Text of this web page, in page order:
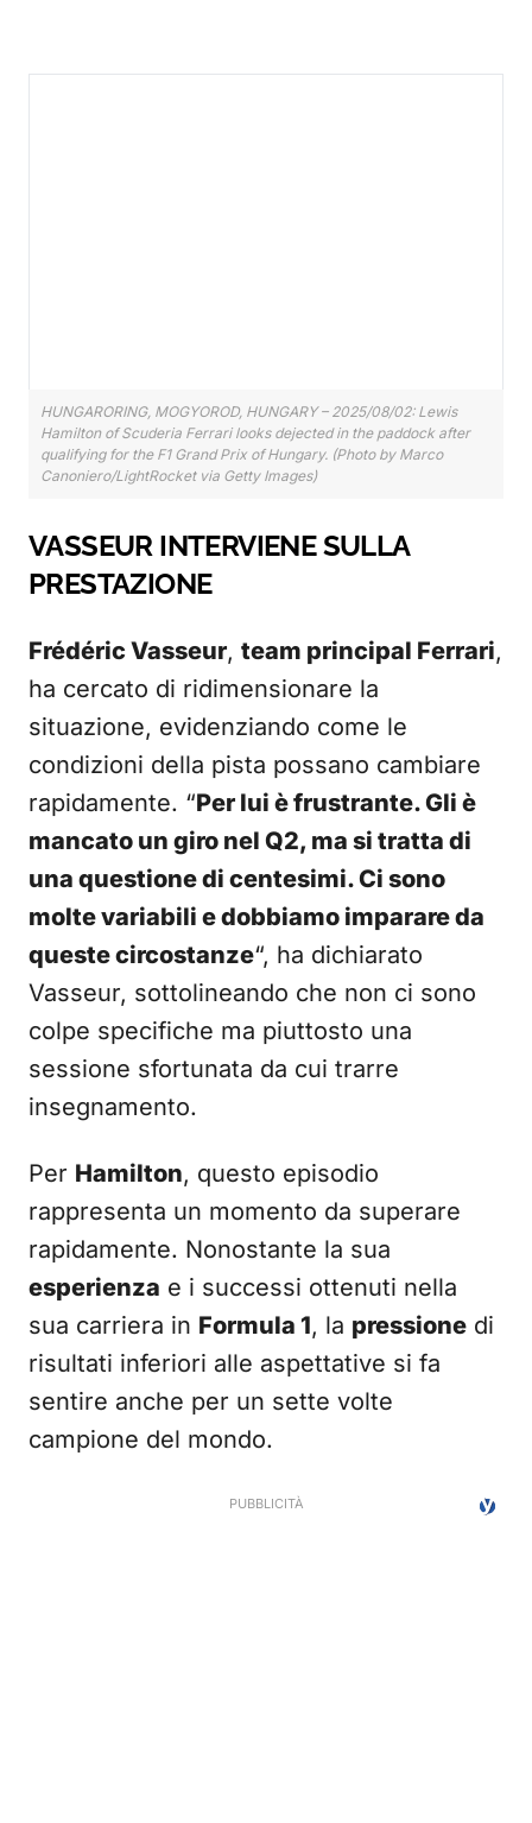
HUNGARORING, MOGYOROD, HUNGARY – 2025/08/02: Lewis
Hamilton of Scuderia Ferrari looks dejected in the paddock after
qualifying for the F1 Grand Prix of Hungary. (Photo by Marco
Canoniero/LightRocket via Getty Images)
VASSEUR INTERVIENE SULLA
PRESTAZIONE
Frédéric Vasseur, team principal Ferrari,
ha cercato di ridimensionare la
situazione, evidenziando come le
condizioni della pista possano cambiare
rapidamente. “Per lui è frustrante. Gli è
mancato un giro nel Q2, ma si tratta di
una questione di centesimi. Ci sono
molte variabili e dobbiamo imparare da
queste circostanze“, ha dichiarato
Vasseur, sottolineando che non ci sono
colpe specifiche ma piuttosto una
sessione sfortunata da cui trarre
insegnamento.
Per Hamilton, questo episodio
rappresenta un momento da superare
rapidamente. Nonostante la sua
esperienza e i successi ottenuti nella
sua carriera in Formula 1, la pressione di
risultati inferiori alle aspettative si fa
sentire anche per un sette volte
campione del mondo.